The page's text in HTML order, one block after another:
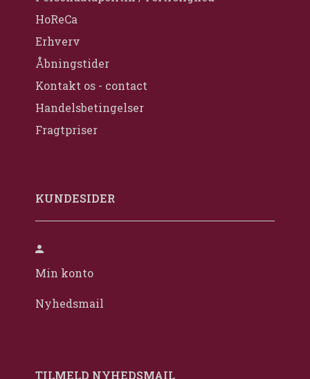
HoReCa
Erhverv
Åbningstider
Kontakt os - contact
Handelsbetingelser
Fragtpriser
KUNDESIDER
Min konto
Nyhedsmail
TILMELD NYHEDSMAIL